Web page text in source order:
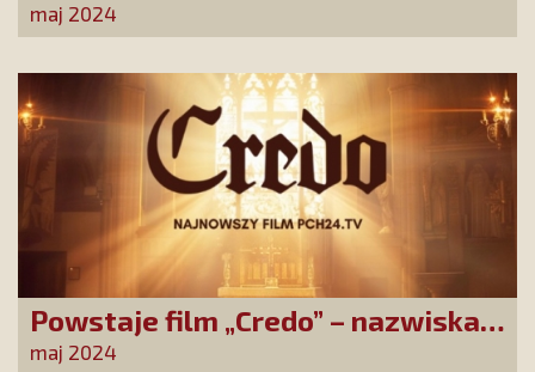
Stowarzyszenia!
maj 2024
Powstaje film „Credo” – nazwiska
występujących robią wrażenie!
maj 2024